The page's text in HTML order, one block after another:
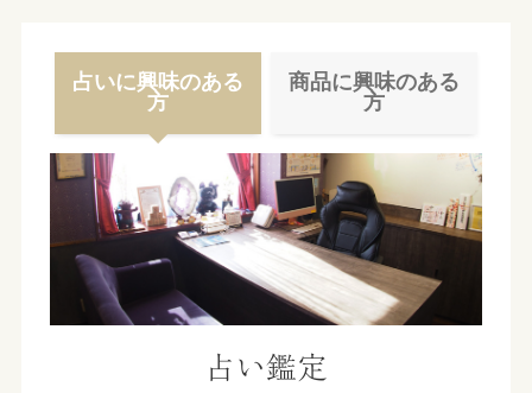
占いに興味のある
方
商品に興味のある
方
占い鑑定